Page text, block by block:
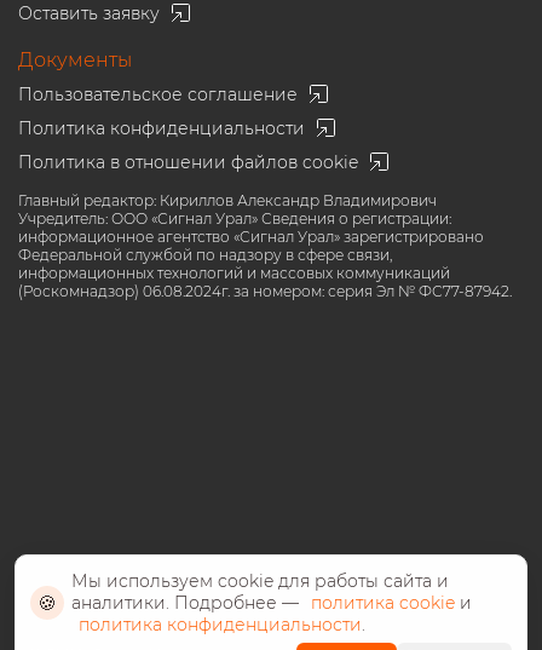
Оставить заявку
Документы
Пользовательское соглашение
Политика конфиденциальности
Политика в отношении файлов cookie
Главный редактор: Кириллов Александр Владимирович
Учредитель: ООО «Сигнал Урал» Сведения о регистрации:
информационное агентство «Сигнал Урал» зарегистрировано
Федеральной службой по надзору в сфере связи,
информационных технологий и массовых коммуникаций
(Роскомнадзор) 06.08.2024г. за номером: серия Эл № ФС77-87942.
🍪
Мы используем cookie для работы сайта и
аналитики. Подробнее —
политика cookie и
политика конфиденциальности.